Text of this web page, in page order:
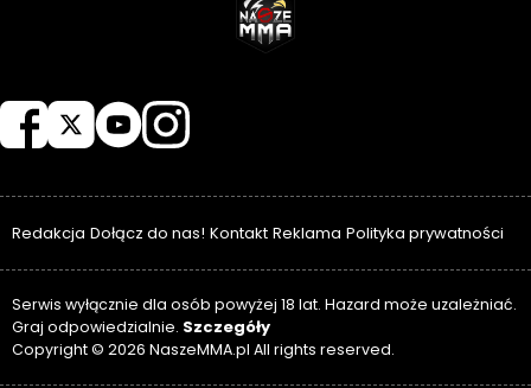
Redakcja Dołącz do nas! Kontakt Reklama Polityka prywatności
Serwis wyłącznie dla osób powyżej 18 lat. Hazard może uzależniać.
Graj odpowiedzialnie. Szczegóły
Copyright © 2026 NaszeMMA.pl All rights reserved.